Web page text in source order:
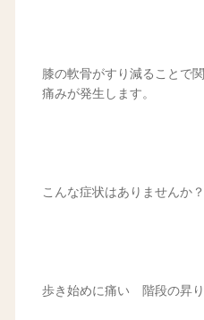
膝の軟骨がすり減ることで
痛みが発生します。
こんな症状はありませんか？
歩き始めに痛い 階段の昇